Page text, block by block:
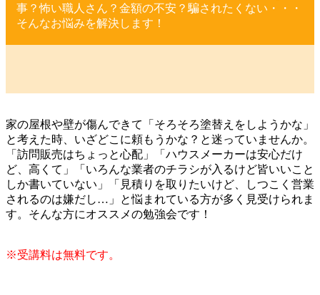
事？怖い職人さん？金額の不安？騙されたくない・・・
そんなお悩みを解決します！
家の屋根や壁が傷んできて「そろそろ塗替えをしようかな」
と考えた時、いざどこに頼もうかな？と迷っていませんか。
「訪問販売はちょっと心配」「ハウスメーカーは安心だけ
ど、高くて」「いろんな業者のチラシが入るけど皆いいこと
しか書いていない」「見積りを取りたいけど、しつこく営業
されるのは嫌だし…」と悩まれている方が多く見受けられま
す。そんな方にオススメの勉強会です！
※受講料は無料です。